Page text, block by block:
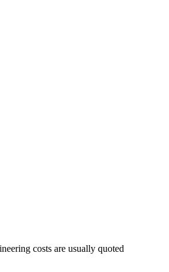
costs are usually quoted